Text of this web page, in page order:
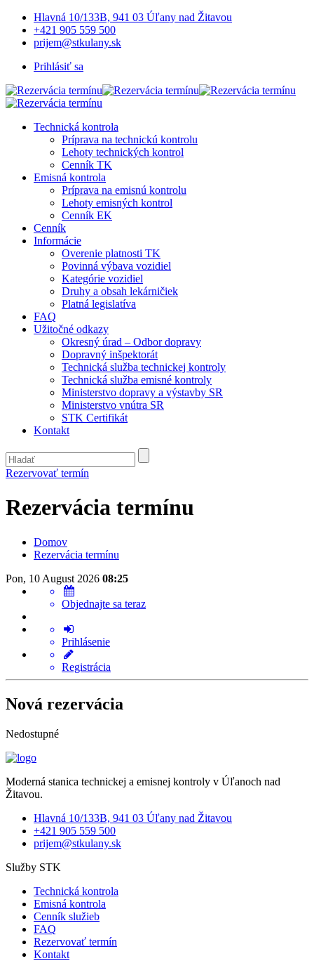
Hlavná 10/133B, 941 03 Úľany nad Žitavou
+421 905 559 500
prijem@stkulany.sk
Prihlásiť sa
Technická kontrola
Príprava na technickú kontrolu
Lehoty technických kontrol
Cenník TK
Emisná kontrola
Príprava na emisnú kontrolu
Lehoty emisných kontrol
Cenník EK
Cenník
Informácie
Overenie platnosti TK
Povinná výbava vozidiel
Kategórie vozidiel
Druhy a obsah lekárničiek
Platná legislatíva
FAQ
Užitočné odkazy
Okresný úrad – Odbor dopravy
Dopravný inšpektorát
Technická služba technickej kontroly
Technická služba emisné kontroly
Ministerstvo dopravy a výstavby SR
Ministerstvo vnútra SR
STK Certifikát
Kontakt
Rezervovať termín
Rezervácia termínu
Domov
Rezervácia termínu
Pon, 10 August 2026 08:25
Objednajte sa teraz
Prihlásenie
Registrácia
Nová rezervácia
Nedostupné
Moderná stanica technickej a emisnej kontroly v Úľanoch nad
Žitavou.
Hlavná 10/133B, 941 03 Úľany nad Žitavou
+421 905 559 500
prijem@stkulany.sk
Služby STK
Technická kontrola
Emisná kontrola
Cenník služieb
FAQ
Rezervovať termín
Kontakt